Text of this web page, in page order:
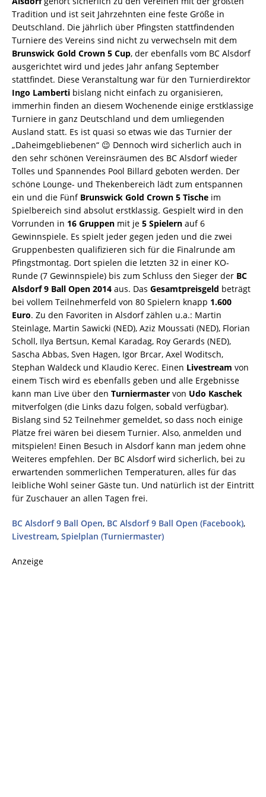
Tradition und ist seit Jahrzehnten eine feste Größe in
Deutschland. Die jährlich über Pfingsten stattfindenden
Turniere des Vereins sind nicht zu verwechseln mit dem
Brunswick Gold Crown 5 Cup, der ebenfalls vom BC Alsdorf
ausgerichtet wird und jedes Jahr anfang September
stattfindet. Diese Veranstaltung war für den Turnierdirektor
Ingo Lamberti bislang nicht einfach zu organisieren,
immerhin finden an diesem Wochenende einige erstklassige
Turniere in ganz Deutschland und dem umliegenden
Ausland statt. Es ist quasi so etwas wie das Turnier der
„Daheimgebliebenen“ 😉 Dennoch wird sicherlich auch in
den sehr schönen Vereinsräumen des BC Alsdorf wieder
Tolles und Spannendes Pool Billard geboten werden. Der
schöne Lounge- und Thekenbereich lädt zum entspannen
ein und die Fünf Brunswick Gold Crown 5 Tische im
Spielbereich sind absolut erstklassig. Gespielt wird in den
Vorrunden in 16 Gruppen mit je 5 Spielern auf 6
Gewinnspiele. Es spielt jeder gegen jeden und die zwei
Gruppenbesten qualifizieren sich für die Finalrunde am
Pfingstmontag. Dort spielen die letzten 32 in einer KO-
Runde (7 Gewinnspiele) bis zum Schluss den Sieger der BC
Alsdorf 9 Ball Open 2014 aus. Das Gesamtpreisgeld beträgt
bei vollem Teilnehmerfeld von 80 Spielern knapp 1.600
Euro. Zu den Favoriten in Alsdorf zählen u.a.: Martin
Steinlage, Martin Sawicki (NED), Aziz Moussati (NED), Florian
Scholl, Ilya Bertsun, Kemal Karadag, Roy Gerards (NED),
Sascha Abbas, Sven Hagen, Igor Brcar, Axel Woditsch,
Stephan Waldeck und Klaudio Kerec. Einen Livestream von
einem Tisch wird es ebenfalls geben und alle Ergebnisse
kann man Live über den Turniermaster von Udo Kaschek
mitverfolgen (die Links dazu folgen, sobald verfügbar).
Bislang sind 52 Teilnehmer gemeldet, so dass noch einige
Plätze frei wären bei diesem Turnier. Also, anmelden und
mitspielen! Einen Besuch in Alsdorf kann man jedem ohne
Weiteres empfehlen. Der BC Alsdorf wird sicherlich, bei zu
erwartenden sommerlichen Temperaturen, alles für das
leibliche Wohl seiner Gäste tun. Und natürlich ist der Eintritt
für Zuschauer an allen Tagen frei.
BC Alsdorf 9 Ball Open, BC Alsdorf 9 Ball Open (Facebook),
Livestream, Spielplan (Turniermaster)
Anzeige